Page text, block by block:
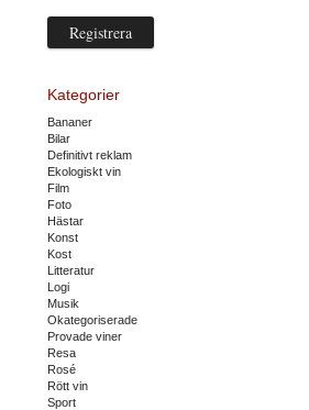
Kategorier
Bananer
Bilar
Definitivt reklam
Ekologiskt vin
Film
Foto
Hästar
Konst
Kost
Litteratur
Logi
Musik
Okategoriserade
Provade viner
Resa
Rosé
Rött vin
Sport